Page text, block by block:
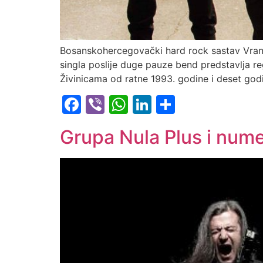
Bosanskohercegovački hard rock sastav
singla poslije duge pauze bend predstavlja
Živinicama od ratne 1993. godine i deset
Facebook
ViberWhatsApp
LinkedIn
Grupa Nula Plus i